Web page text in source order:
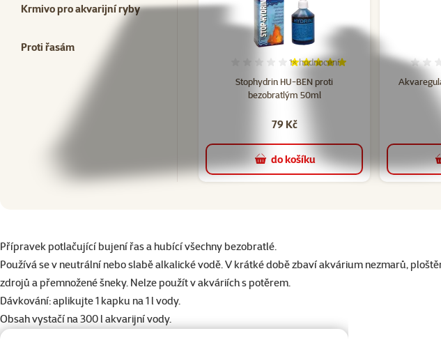
Krmivo pro akvarijní ryby
Proti řasám
Stophydrin HU-BEN proti
bezobratlým 50ml
Hodnocení 100%, počet hodnocení: 1
1×hodnocení
79 Kč
do košíku
superzoo.product.detail.content
Přípravek potlačující bujení řas a hubící všechny bezobratlé.
Používá se v neutrální nebo slabě alkalické vodě. V krátké době zbaví akvárium nezmarů,
zdrojů a přemnožené šneky. Nelze použít v akváriích s potěrem.
Dávkování: aplikujte 1 kapku na 1 l vody.
Obsah vystačí na 300 l akvarijní vody.